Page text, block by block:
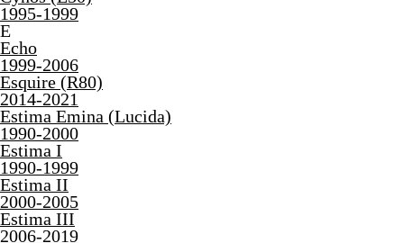
1995-1999
E
Echo
1999-2006
Esquire (R80)
2014-2021
Estima Emina (Lucida)
1990-2000
Estima I
1990-1999
Estima II
2000-2005
Estima III
2006-2019